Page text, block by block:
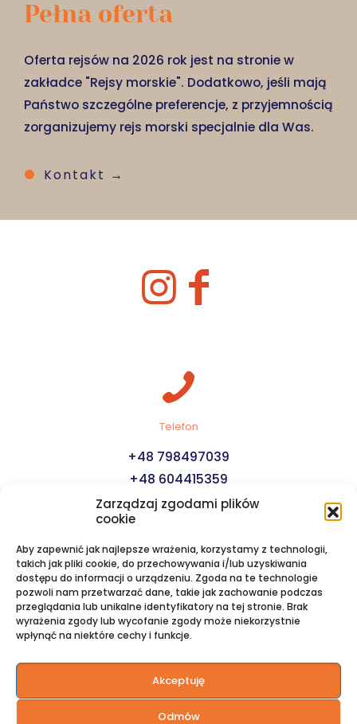
Zarządzaj zgodami plików
cookie
Aby zapewnić jak najlepsze wrażenia, korzystamy z technologii,
takich jak pliki cookie, do przechowywania i/lub uzyskiwania
dostępu do informacji o urządzeniu. Zgoda na te technologie
pozwoli nam przetwarzać dane, takie jak zachowanie podczas
przeglądania lub unikalne identyfikatory na tej stronie. Brak
wyrażenia zgody lub wycofanie zgody może niekorzystnie
wpłynąć na niektóre cechy i funkcje.
Akceptuję
Odmów
Pełna oferta
Oferta rejsów na 2026 rok jest na stronie w
zakładce "Rejsy morskie". Dodatkowo, jeśli mają
Państwo szczególne preferencje, z przyjemnością
zorganizujemy rejs morski specjalnie dla Was.
Kontakt →
Telefon
+48 798497039
+48 604415359
E-mail
biuro@rejsyjachtem.pl
Copyright 2026 rejsymorskie.org.pl